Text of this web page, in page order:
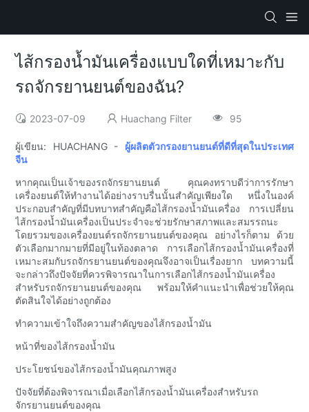
ไส้กรองน้ำมันเครื่องแบบใดที่เหมาะกับ
รถจักรยานยนต์ของฉัน?
2023-07-09 Huachang Filter 95
ผู้เขียน: HUACHANG - ผู้ผลิตตัวกรองยานยนต์ที่ดีที่สุดในประเทศ
จีน
หากคุณเป็นเจ้าของรถจักรยานยนต์ คุณคงทราบดีว่าการรักษา
เครื่องยนต์ให้ทำงานได้อย่างราบรื่นนั้นสำคัญเพียงใด หนึ่งในองค์
ประกอบสำคัญที่มีบทบาทสำคัญคือไส้กรองน้ำมันเครื่อง การเปลี่ยน
ไส้กรองน้ำมันเครื่องเป็นประจำจะช่วยรักษาสภาพและสมรรถนะ
โดยรวมของเครื่องยนต์รถจักรยานยนต์ของคุณ อย่างไรก็ตาม ด้วย
ตัวเลือกมากมายที่มีอยู่ในท้องตลาด การเลือกไส้กรองน้ำมันเครื่องที่
เหมาะสมกับรถจักรยานยนต์ของคุณจึงอาจเป็นเรื่องยาก บทความนี้
จะกล่าวถึงปัจจัยที่ควรพิจารณาในการเลือกไส้กรองน้ำมันเครื่อง
สำหรับรถจักรยานยนต์ของคุณ พร้อมให้คำแนะนำเพื่อช่วยให้คุณ
ตัดสินใจได้อย่างถูกต้อง
ทำความเข้าใจถึงความสำคัญของไส้กรองน้ำมัน
หน้าที่ของไส้กรองน้ำมัน
ประโยชน์ของไส้กรองน้ำมันคุณภาพสูง
ปัจจัยที่ต้องพิจารณาเมื่อเลือกไส้กรองน้ำมันเครื่องสำหรับรถ
จักรยานยนต์ของคุณ